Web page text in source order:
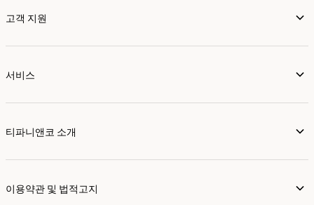
고객 지원
서비스
티파니앤코 소개
이용약관 및 법적고지